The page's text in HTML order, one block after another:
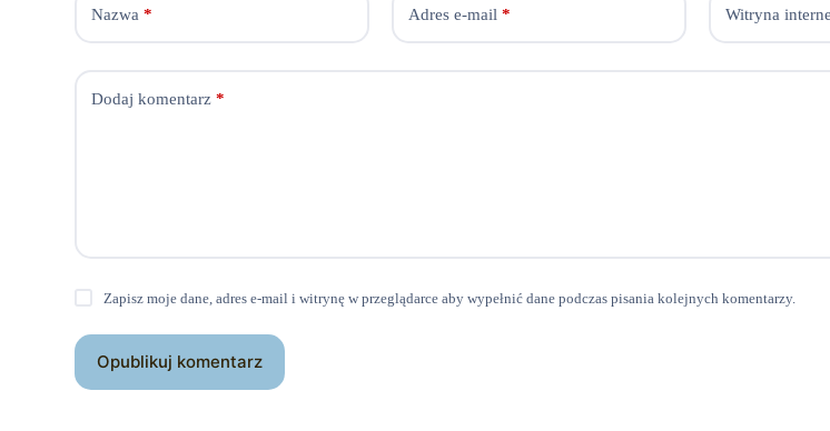
Nazwa * Adres e-mail * Witryna
Dodaj komentarz *
Zapisz moje dane, adres e-mail i witrynę w przeglądarce aby wypełnić dane podczas pisania kolejnych komentarzy.
Opublikuj komentarz